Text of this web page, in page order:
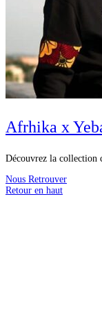
Afrhika x
Découvrez la collection
Nous Retrouver
Retour en haut